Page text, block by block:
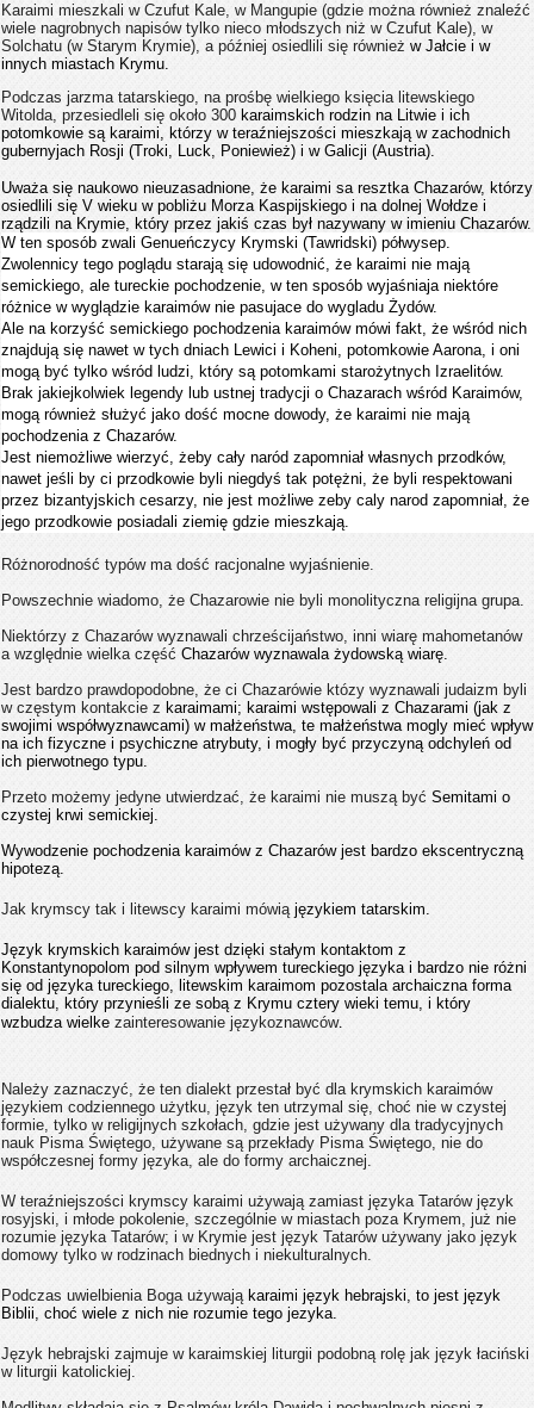
Karaimi mieszkali w Czufut Kale, w Mangupie (gdzie można również znaleźć
wiele nagrobnych napisów tylko nieco młodszych niż w Czufut Kale), w
Solchatu (w Starym Krymie), a później osiedlili się również w Jałcie i w
innych miastach Krymu.
Podczas jarzma tatarskiego, na prośbę wielkiego księcia litewskiego
Witolda, przesiedleli się około 300 karaimskich rodzin na Litwie i ich
potomkowie są karaimi, którzy w teraźniejszości mieszkają w zachodnich
gubernyjach Rosji (Troki, Luck, Poniewież) i w Galicji (Austria).
Uważa się naukowo nieuzasadnione, że karaimi sa resztka Chazarów, którzy
osiedlili się V wieku w pobliżu Morza Kaspijskiego i na dolnej Wołdze i
rządzili na Krymie, który przez jakiś czas był nazywany w imieniu Chazarów.
W ten sposób zwali Genueńczycy Krymski (Tawridski) półwysep.
Zwolennicy tego poglądu starają się udowodnić, że karaimi nie mają
semickiego, ale tureckie pochodzenie, w ten sposób wyjaśniaja niektóre
różnice w wyglądzie karaimów nie pasujace do wygladu Żydów.
Ale na korzyść semickiego pochodzenia karaimów mówi fakt, że wśród nich
znajdują się nawet w tych dniach Lewici i Koheni, potomkowie Aarona, i oni
mogą być tylko wśród ludzi, który są potomkami starożytnych Izraelitów.
Brak jakiejkolwiek legendy lub ustnej tradycji o Chazarach wśród Karaimów,
mogą również służyć jako dość mocne dowody, że karaimi nie mają
pochodzenia z Chazarów.
Jest niemożliwe wierzyć, żeby cały naród zapomniał własnych przodków,
nawet jeśli by ci przodkowie byli niegdyś tak potężni, że byli respektowani
przez bizantyjskich cesarzy, nie jest możliwe zeby caly narod zapomniał, że
jego przodkowie posiadali ziemię gdzie mieszkają.
Różnorodność typów ma dość racjonalne wyjaśnienie.
Powszechnie wiadomo, że Chazarowie nie byli monolityczna religijna grupa.
Niektórzy z Chazarów wyznawali chrześcijaństwo, inni wiarę mahometanów
a względnie wielka część Chazarów wyznawala żydowską wiarę.
Jest bardzo prawdopodobne, że ci Chazarówie któzy wyznawali judaizm byli
w częstym kontakcie z karaimami; karaimi wstępowali z Chazarami (jak z
swojimi współwyznawcami) w małżeństwa, te małżeństwa mogly mieć wpływ
na ich fizyczne i psychiczne atrybuty, i mogły być przyczyną odchyleń od
ich pierwotnego typu.
Przeto możemy jedyne utwierdzać, że karaimi nie muszą być Semitami o
czystej krwi semickiej.
Wywodzenie pochodzenia karaimów z Chazarów jest bardzo ekscentryczną
hipotezą.
Jak krymscy tak i litewscy karaimi mówią językiem tatarskim.
Język krymskich karaimów jest dzięki stałym kontaktom z
Konstantynopolom pod silnym wpływem tureckiego języka i bardzo nie różni
się od języka tureckiego, litewskim karaimom pozostala archaiczna forma
dialektu, który przynieśli ze sobą z Krymu cztery wieki temu, i który
wzbudza wielke zainteresowanie językoznawców.
Należy zaznaczyć, że ten dialekt przestał być dla krymskich karaimów
językiem codziennego użytku, język ten utrzymal się, choć nie w czystej
formie, tylko w religijnych szkołach, gdzie jest używany dla tradycyjnych
nauk Pisma Świętego, używane są przekłady Pisma Świętego, nie do
współczesnej formy języka, ale do formy archaicznej.
W teraźniejszości krymscy karaimi używają zamiast języka Tatarów język
rosyjski, i młode pokolenie, szczególnie w miastach poza Krymem, już nie
rozumie języka Tatarów; i w Krymie jest język Tatarów używany jako język
domowy tylko w rodzinach biednych i niekulturalnych.
Podczas uwielbienia Boga używająkaraimi język hebrajski, to jest język
Biblii, choć wiele z nich nie rozumie tego jezyka.
Język hebrajski zajmuje w karaimskiej liturgii podobną rolę jak język łaciński
w liturgii katolickiej.